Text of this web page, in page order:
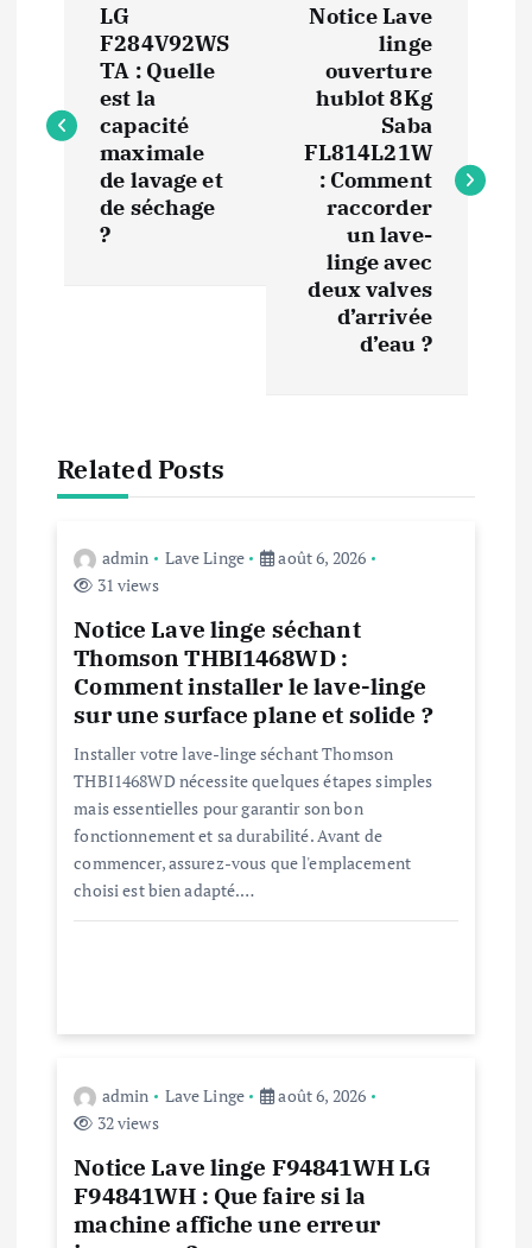
v
o
n
c
LG
F284V92WS
TA : Quelle
est la
capacité
maximale
de lavage et
de séchage
?
Notice Lave
linge
ouverture
hublot 8Kg
Saba
FL814L21W
: Comment
raccorder
un lave-
linge avec
deux valves
d’arrivée
d’eau ?
Related Posts
admin Lave Linge
août 6, 2026
31 views
Notice Lave linge séchant
Thomson THBI1468WD :
Comment installer le lave-linge
sur une surface plane et solide ?
Installer votre lave-linge séchant Thomson
THBI1468WD nécessite quelques étapes simples
mais essentielles pour garantir son bon
fonctionnement et sa durabilité. Avant de
commencer, assurez-vous que l'emplacement
choisi est bien adapté.…
admin Lave Linge
août 6, 2026
32 views
Notice Lave linge F94841WH LG
F94841WH : Que faire si la
machine affiche une erreur